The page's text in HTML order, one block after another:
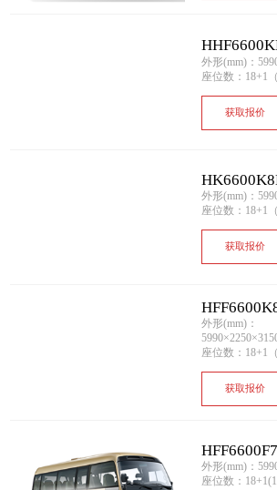
外形(mm)：
座位数：18+1（
获取报价
外形(mm)：
座位数：18+1（
获取报价
外形(mm)：
座位数：18+1（
获取报价
外形(mm)：
座位数：